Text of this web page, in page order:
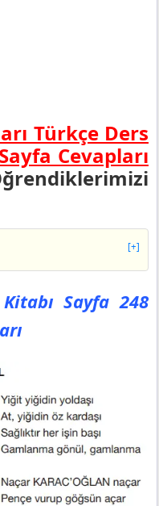
Türkçe Ders
Cevapları
[+]
248 Cevapları Özgün
249 Cevapları Özgün
Sayfa 248